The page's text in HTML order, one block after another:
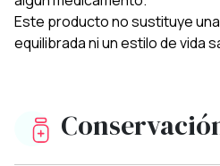
Este producto no sustituye
equilibrada ni un estilo de vida